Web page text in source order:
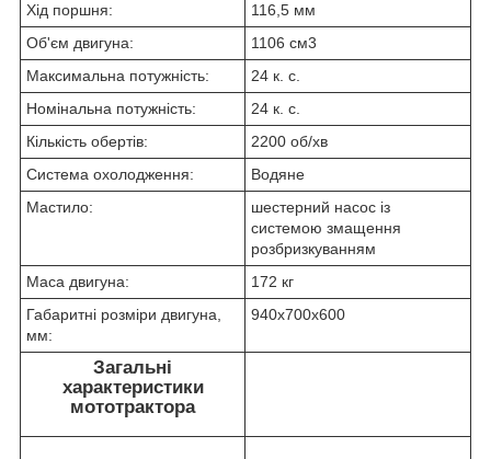
Хід поршня:
116,5 мм
Об'єм двигуна:
1106 см3
Максимальна потужність:
24 к. с.
Номінальна потужність:
24 к. с.
Кількість обертів:
2200 об/хв
Система охолодження:
Водяне
Мастило:
шестерний насос із
системою змащення
розбризкуванням
Маса двигуна:
172 кг
Габаритні розміри двигуна,
мм:
940х700х600
Загальні
характеристики
мототрактора